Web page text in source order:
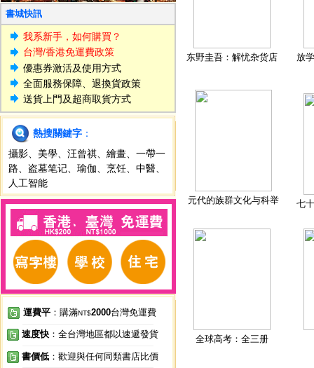
書城快訊
我系新手，如何購買？
台灣/香港免運費政策
優惠券激活及使用方式
全面服務保障、退換貨政策
送貨上門及超商取貨方式
熱搜關鍵字 ：
攝影
美學 汪曾祺 繪畫
一帶一
路
盗墓笔记 瑜伽 烹饪 中醫
人工智能
運費平 ：購滿NT$2000台灣免運費
速度快 ：全台灣地區都以速遞發貨
書價低 ：歡迎與任何同類書店比價
东野圭吾：解忧杂货店 放
元代的族群文化与科举 七
全球高考：全三册